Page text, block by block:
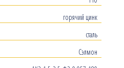
горячий цинк
сталь
Сэлмон